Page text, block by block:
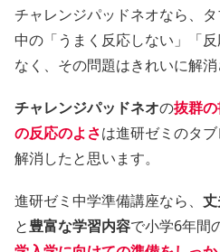
チャレンジパッドネオなら、
中の「うまく反応しない」「
なく、その問題はきれいに解消
チャレンジパッドネオの抜群
の反応のよさは進研ゼミのタ
解消したと思います。
進研ゼミ中学準備講座なら、
と豊富な学習内容で小学6年間